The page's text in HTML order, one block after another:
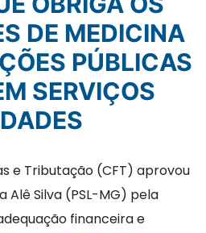
DE MEDICINA
PÚBLICAS
SERVIÇOS
e Tributação (CFT) aprovou
Silva (PSL-MG) pela
financeira e